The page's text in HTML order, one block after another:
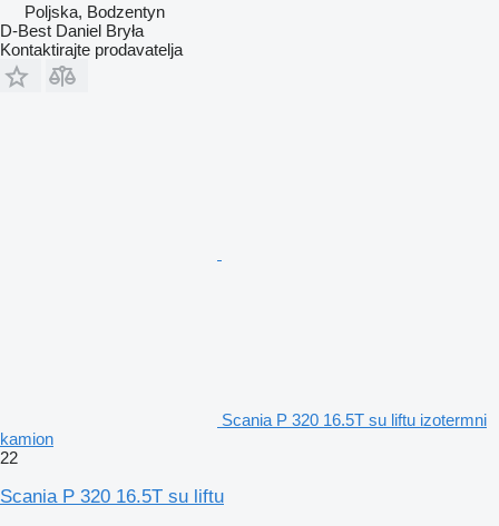
Poljska, Bodzentyn
D-Best Daniel Bryła
Kontaktirajte prodavatelja
Scania P 320 16.5T su liftu izotermni
kamion
22
Scania P 320 16.5T su liftu